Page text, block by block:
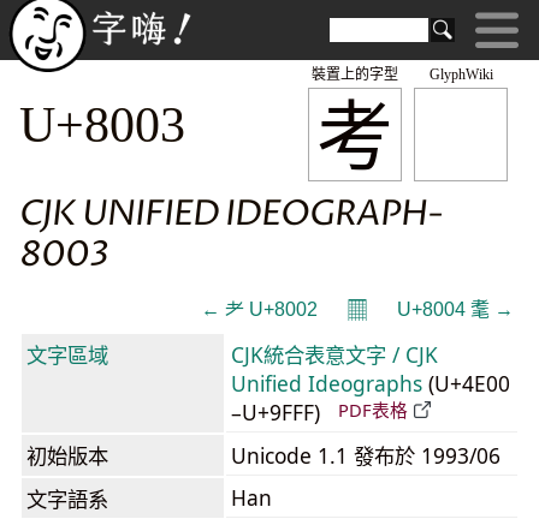
GlyphWiki
考
裝置上的字型
U+8003
CJK UNIFIED IDEOGRAPH-
8003
← 耂 U+8002 𝄜 U+8004 耄 →
文字區域
CJK統合表意文字 / CJK
Unified Ideographs (U+4E00
–U+9FFF)
PDF表格
初始版本
Unicode 1.1 發布於 1993/06
文字語系
Han